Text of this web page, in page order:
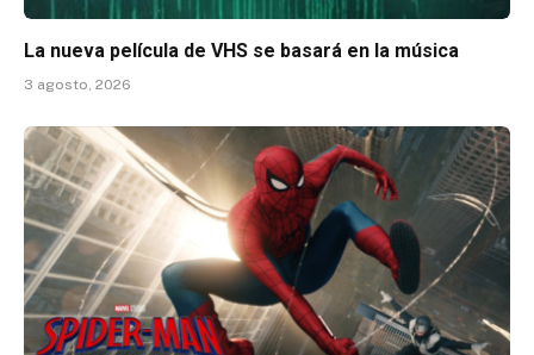
La nueva película de VHS se basará en la música
3 agosto, 2026